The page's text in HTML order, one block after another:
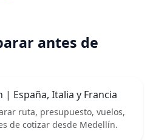
antes de
| España, Italia y Francia
ruta, presupuesto, vuelos,
de cotizar desde Medellín.